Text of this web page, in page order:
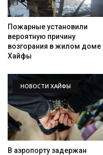
Пожарные установили
вероятную причину
возгорания в жилом доме
Хайфы
НОВОСТИ ХАЙФЫ
В аэропорту задержан